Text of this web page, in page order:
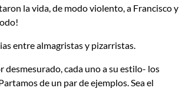
la vida, de modo violento, a Francisco y
entre almagristas y pizarristas.
cada uno a su estilo- los
de un par de ejemplos. Sea el